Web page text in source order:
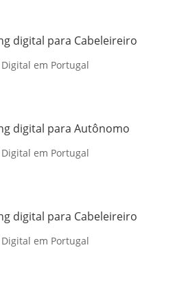
digital para Cabeleireiro
em Portugal
digital para Autônomo
em Portugal
digital para Cabeleireiro
em Portugal